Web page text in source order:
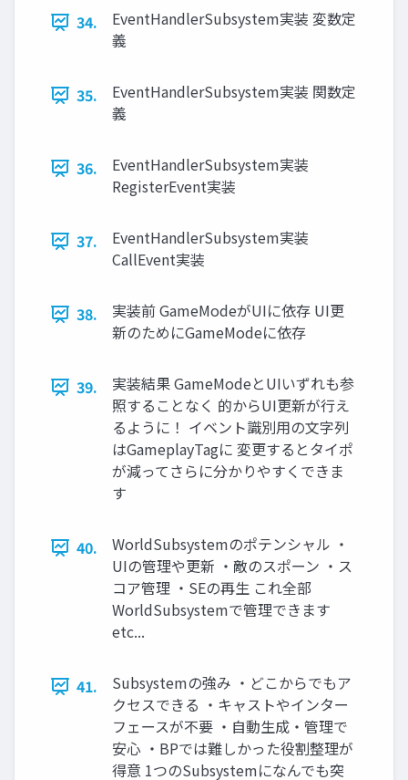
34.
EventHandlerSubsystem実装 変数定
義
35.
EventHandlerSubsystem実装 関数定
義
36.
EventHandlerSubsystem実装
RegisterEvent実装
37.
EventHandlerSubsystem実装
CallEvent実装
38.
実装前 GameModeがUIに依存 UI更
新のためにGameModeに依存
39.
実装結果 GameModeとUIいずれも参
照することなく 的からUI更新が行え
るように！ イベント識別用の文字列
はGameplayTagに 変更するとタイポ
が減ってさらに分かりやすくできま
す
40.
WorldSubsystemのポテンシャル ・
UIの管理や更新 ・敵のスポーン ・ス
コア管理 ・SEの再生 これ全部
WorldSubsystemで管理できます
etc...
41.
Subsystemの強み ・どこからでもア
クセスできる ・キャストやインター
フェースが不要 ・自動生成・管理で
安心 ・BPでは難しかった役割整理が
得意 1つのSubsystemになんでも突